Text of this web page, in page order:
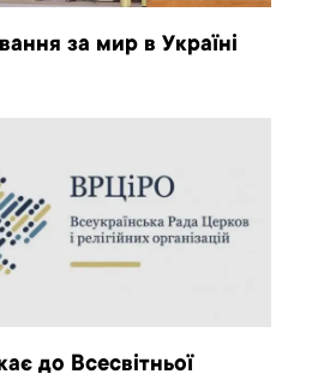
за мир в Україні
до Всесвітньої